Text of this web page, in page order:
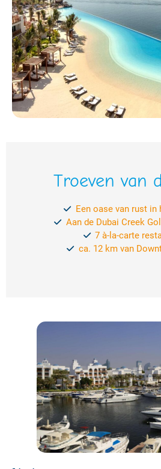
Troeven van
Een oase van rust in
Aan de Dubai Creek
7 à-la-carte
ca. 12 km van